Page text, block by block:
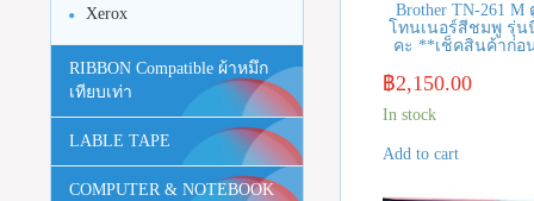
Brother TN-261
โทนเนอร์สีชมพู รุ่น
คะ **เช็คสินค้าก่อ
฿2,150.00
In stock
Add to cart
Xerox
RIBBON Compatible ผ้าหมึก
เทียบเท่า
LABLE TAPE
COMPUTER & NOTEBOOK